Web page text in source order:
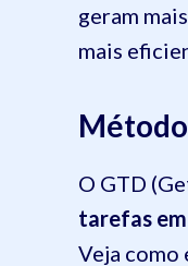
geram
mais
O GTD
tarefas
Veja como